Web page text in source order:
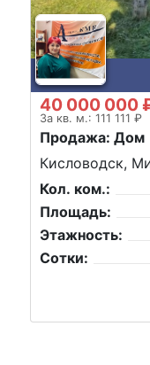
40 000 000
За кв. м.: 111 111 ₽
Продажа: Дом
Кисловодск,
Кол. ком.:
Площадь:
Этажность:
Сотки: